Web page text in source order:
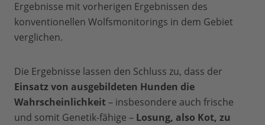
Ergebnisse mit vorherigen Ergebnissen des
konventionellen Wolfsmonitorings in dem Gebiet
verglichen.
Die Ergebnisse lassen den Schluss zu, dass der
Einsatz von ausgebildeten Hunden die
Wahrscheinlichkeit– insbesondere auch frische
und somit Genetik-fähige – Losung, also Kot, zu